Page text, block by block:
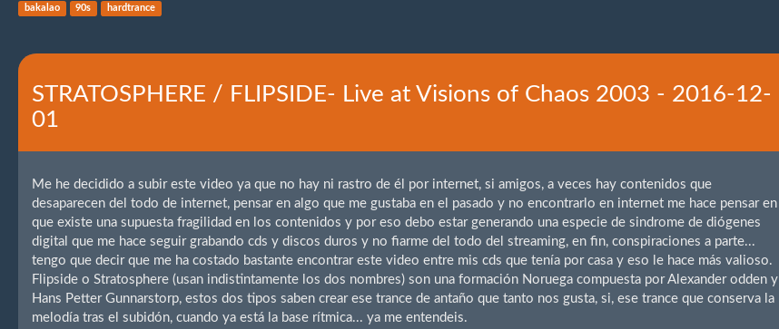
bakalao 90s hardtrance
STRATOSPHERE / FLIPSIDE- Live at Visions of Chaos 2003 - 2016-12-
01
Me he decidido a subir este video ya que no hay ni rastro de él por internet, si amigos, a veces hay contenidos que
desaparecen del todo de internet, pensar en algo que me gustaba en el pasado y no encontrarlo en internet me hace pensar en
que existe una supuesta fragilidad en los contenidos y por eso debo estar generando una especie de sindrome de diógenes
digital que me hace seguir grabando cds y discos duros y no fiarme del todo del streaming, en fin, conspiraciones a parte...
tengo que decir que me ha costado bastante encontrar este video entre mis cds que tenía por casa y eso le hace más valioso.
Flipside o Stratosphere (usan indistintamente los dos nombres) son una formación Noruega compuesta por Alexander odden y
Hans Petter Gunnarstorp, estos dos tipos saben crear ese trance de antaño que tanto nos gusta, si, ese trance que conserva la
melodía tras el subidón, cuando ya está la base rítmica... ya me entendeis.